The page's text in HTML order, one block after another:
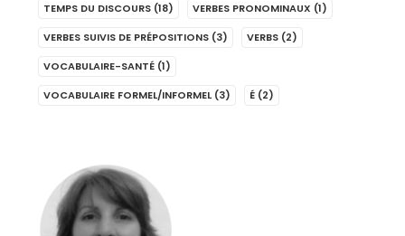
TEMPS DU DISCOURS (18) VERBES PRONOMINAUX (1)
VERBES SUIVIS DE PRÉPOSITIONS (3) VERBS (2)
VOCABULAIRE-SANTÉ (1)
VOCABULAIRE FORMEL/INFORMEL (3) É (2)